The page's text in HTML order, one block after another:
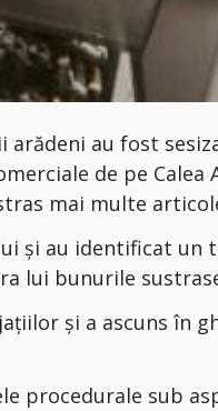
arădeni au fost
de pe Calea
mai multe
și au identificat un
lui bunurile
și a ascuns în
procedurale sub